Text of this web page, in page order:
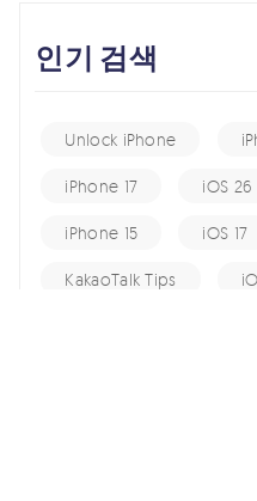
인기 검색
Unlock iPhone
iPhone 17 iOS 26
iPhone 15 iOS 17
KakaoTalk Tips